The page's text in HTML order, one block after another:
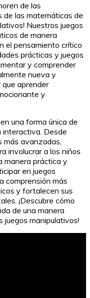
de las
de las matemáticas de
Nuestros juegos
de manera
el pensamiento crítico
prácticas y juegos
y comprender
nueva y
que aprender
y
una forma única de
interactiva. Desde
más avanzadas,
involucrar a los niños
manera práctica y
en juegos
comprensión más
y fortalecen sus
¡Descubre cómo
de una manera
juegos manipulativos!